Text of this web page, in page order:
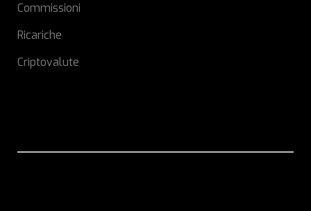
Commissioni
Ricariche
Criptovalute